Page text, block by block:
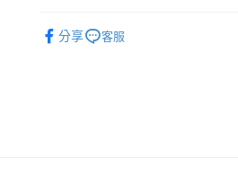
街口支付
分享 客服